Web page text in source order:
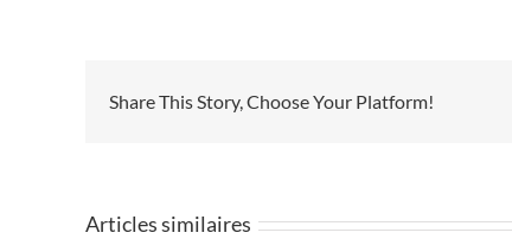
Share This Story, Choose Your Platform!
Articles similaires